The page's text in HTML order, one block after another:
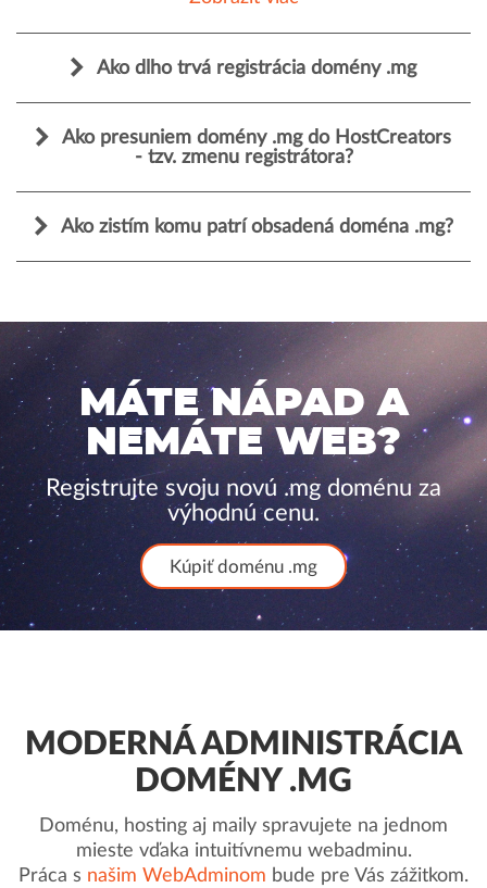
Ako dlho trvá registrácia domény .mg
Ako presuniem domény .mg do HostCreators
- tzv. zmenu registrátora?
Ako zistím komu patrí obsadená doména .mg?
MÁTE NÁPAD A
NEMÁTE WEB?
Registrujte svoju novú .mg doménu za
výhodnú cenu.
Kúpiť doménu .mg
MODERNÁ ADMINISTRÁCIA
DOMÉNY .MG
Doménu, hosting aj maily spravujete na jednom
mieste vďaka intuitívnemu webadminu.
Práca s našim WebAdminom bude pre Vás zážitkom.